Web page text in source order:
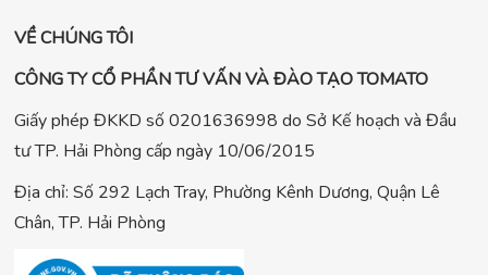
VỀ CHÚNG TÔI
CÔNG TY CỔ PHẦN TƯ VẤN VÀ ĐÀO TẠO TOMATO
Giấy phép ĐKKD số 0201636998 do Sở Kế hoạch và Đầu
tư TP. Hải Phòng cấp ngày 10/06/2015
Địa chỉ: Số 292 Lạch Tray, Phường Kênh Dương, Quận Lê
Chân, TP. Hải Phòng